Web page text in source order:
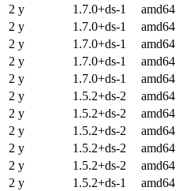
2 y
1.7.0+ds-1 amd64
2 y
1.7.0+ds-1 amd64
2 y
1.7.0+ds-1 amd64
2 y
1.7.0+ds-1 amd64
2 y
1.7.0+ds-1 amd64
2 y
1.5.2+ds-2 amd64
2 y
1.5.2+ds-2 amd64
2 y
1.5.2+ds-2 amd64
2 y
1.5.2+ds-2 amd64
2 y
1.5.2+ds-2 amd64
2 y
1.5.2+ds-1 amd64